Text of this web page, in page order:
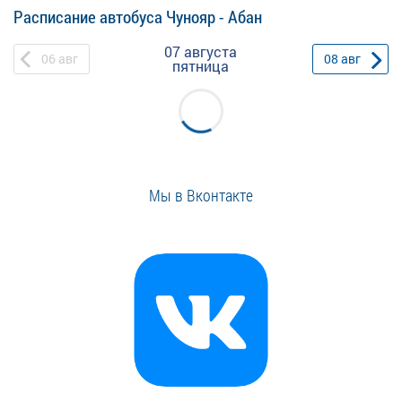
Расписание автобуса Чунояр - Абан
06 авг 07 августа
пятница 08 авг
Мы в Вконтакте